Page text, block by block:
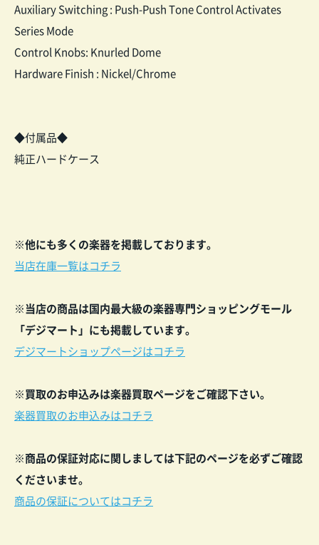
Auxiliary Switching : Push-Push Tone Control Activates
Series Mode
Control Knobs: Knurled Dome
Hardware Finish : Nickel/Chrome
◆付属品◆
純正ハードケース
※他にも多くの楽器を掲載しております。
当店在庫一覧はコチラ
※当店の商品は国内最大級の楽器専門ショッピングモール
「デジマート」にも掲載しています。
デジマートショップページはコチラ
※買取のお申込みは楽器買取ページをご確認下さい。
楽器買取のお申込みはコチラ
※商品の保証対応に関しましては下記のページを必ずご確認
くださいませ。
商品の保証についてはコチラ